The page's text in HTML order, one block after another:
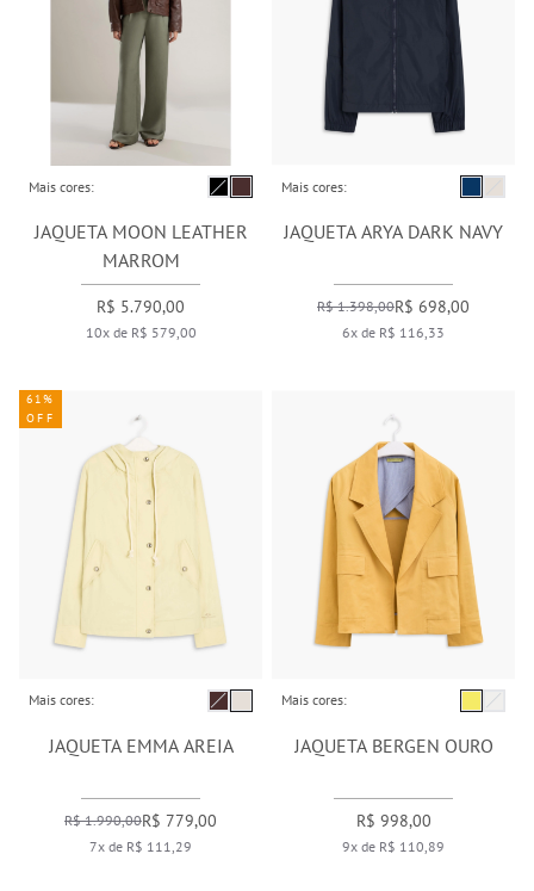
Mais cores:
JAQUETA MOON LEATHER
MARROM
R$ 5.790,00
10x de R$ 579,00
Mais cores:
JAQUETA ARYA DARK NAVY
R$ 1.398,00R$ 698,00
6x de R$ 116,33
Mais cores:
JAQUETA EMMA AREIA
R$ 1.990,00R$ 779,00
7x de R$ 111,29
61%
OFF
Mais cores:
JAQUETA BERGEN OURO
R$ 998,00
9x de R$ 110,89